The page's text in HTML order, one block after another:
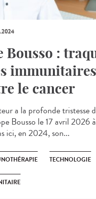
Bousso :
le cancer
a la profonde tristesse
Bousso le 17 avril 2026
ici, en 2024, son...
TECHNOLOGIE